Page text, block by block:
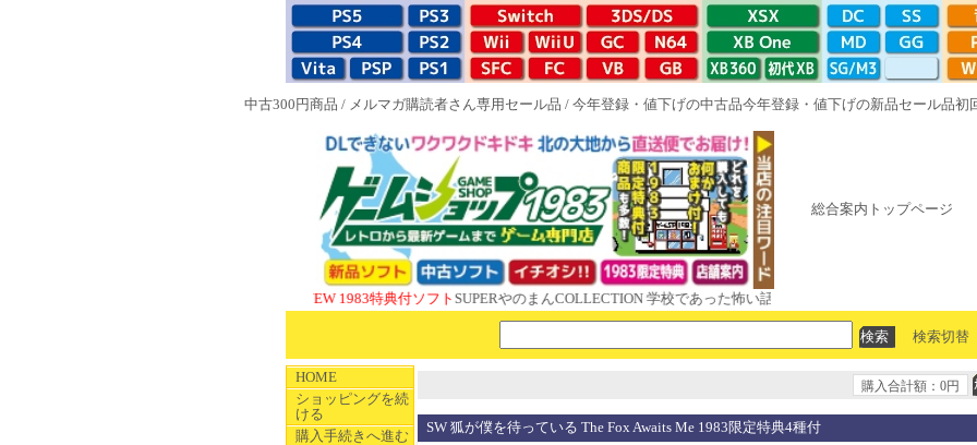
中古300円商品 / メルマガ購読者さん専用セール品 / 今年登録・値下げの中古品今年登録・値下げの新品セール品初
総合案内トップページ
NEW 1983特典付ソフトSUPERやのまんCOLLECTION 学校であった怖い話と晦󠄀つきこもり ルート16R やがて散り
検索切替
HOME
ショッピングを続
ける
購入手続きへ進む
購入合計額：0円
SW 狐が僕を待っている The Fox Awaits Me 1983限定特典4種付